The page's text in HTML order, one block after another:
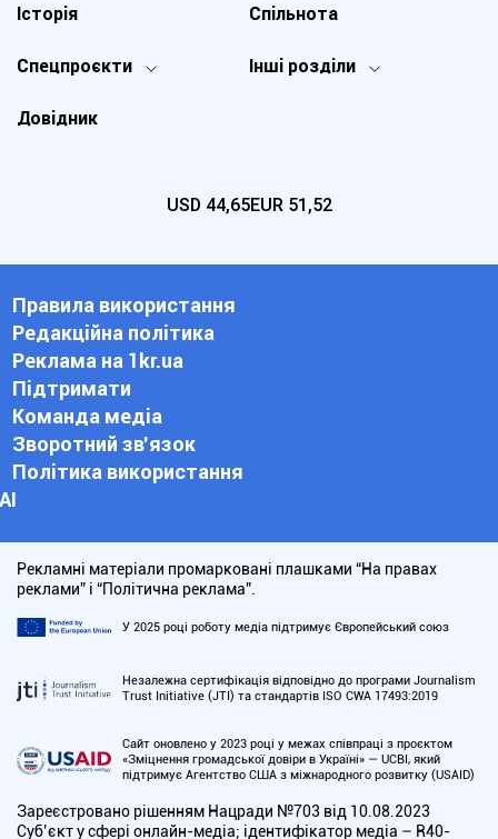
Спецпроєкти Інші розділи
Історія
Довідник
Спільнота
USD 44,65EUR 51,52
Правила використання
Редакційна політика
Реклама на 1kr.ua
Підтримати
Команда медіа
Зворотний зв'язок
Політика використання
АІ
Рекламні матеріали промарковані плашками “На правах
реклами” і “Політична реклама”.
У 2025 році роботу медіа підтримує Європейський союз
Незалежна сертифікація відповідно до програми Journalism
Trust Initiative (JTI) та стандартів ISO CWA 17493:2019
Сайт оновлено у 2023 році у межах співпраці з проєктом
«Зміцнення громадської довіри в Україні» — UCBI, який
підтримує Агентство США з міжнародного розвитку (USAID)
Зареєстровано рішенням Нацради №703 від 10.08.2023
Cуб’єкт у сфері онлайн-медіа; ідентифікатор медіа – R40-